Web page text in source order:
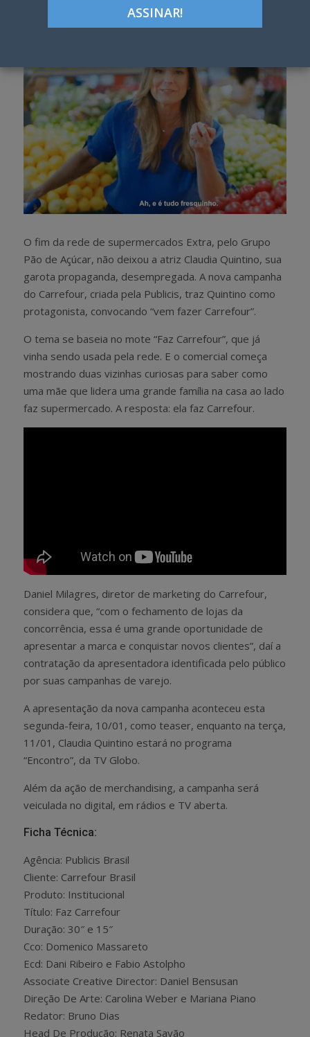
O fim da rede de supermercados Extra, pelo Grupo
Pão de Açúcar, não deixou a atriz Claudia Quintino, sua
garota propaganda, desempregada. A nova campanha
do Carrefour, criada pela Publicis, traz Quintino como
protagonista, convocando “vem fazer Carrefour”.
O tema se baseia no mote “Faz Carrefour”, que já
vinha sendo usada pela rede. E o comercial começa
mostrando duas vizinhas curiosas para saber como
uma mãe que lidera uma grande família na casa ao lado
faz supermercado. A resposta: ela faz Carrefour.
Daniel Milagres, diretor de marketing do Carrefour,
considera que, “com o fechamento de lojas da
concorrência, essa é uma grande oportunidade de
apresentar a marca e conquistar novos clientes”, daí a
contratação da apresentadora identificada pelo público
por suas campanhas de varejo.
A apresentação da nova campanha aconteceu esta
segunda-feira, 10/01, como teaser, enquanto na terça,
11/01, Claudia Quintino estará no programa
“Encontro”, da TV Globo.
Além da ação de merchandising, a campanha será
veiculada no digital, em rádios e TV aberta.
Ficha Técnica:
Agência: Publicis Brasil
Cliente: Carrefour Brasil
Produto: Institucional
Título: Faz Carrefour
Duração: 30″ e 15″
Cco: Domenico Massareto
Ecd: Dani Ribeiro e Fabio Astolpho
Associate Creative Director: Daniel Bensusan
Direção De Arte: Carolina Weber e Mariana Piano
Redator: Bruno Dias
Head De Produção: Renata Sayão